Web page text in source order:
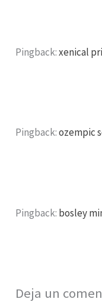
Pingback:xenical
Pingback:ozempic
Pingback: bosley
Deja un